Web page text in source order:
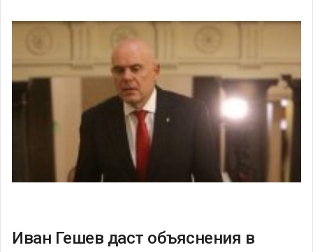
Иван Гешев даст объяснения в